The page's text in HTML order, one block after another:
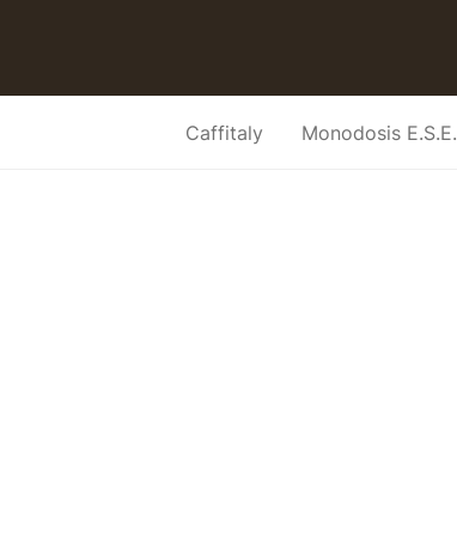
Caffitaly Monodosis E.S.E.